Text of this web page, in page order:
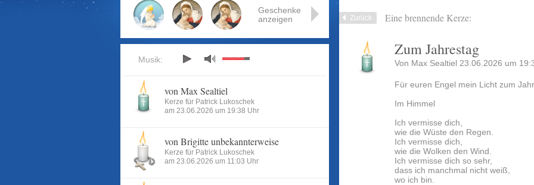
Zurück Eine brennende Kerze:
Zum Jahrestag
Von Max Sealtiel 23.06.2026 um
Für euren Engel mein Licht zum
Im Himmel
Ich vermisse dich,
wie die Wüste den Regen.
Ich vermisse dich,
wie die Wolken den Wind.
Ich vermisse dich so sehr,
dass ich manchmal nicht weiß,
wo ich bin.
Geschenke
anzeigen
Musik:
von Max Sealtiel
Kerze für Patrick Lukoschek
am 23.06.2026 um 19:38 Uhr
von Brigitte unbekannterweise
Kerze für Patrick Lukoschek
am 23.06.2026 um 11:03 Uhr